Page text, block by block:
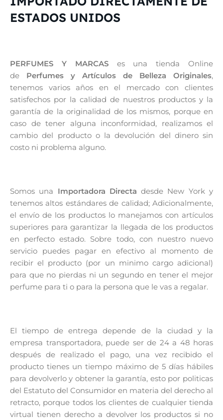
ESTADOS UNIDOS
PERFUMES Y MARCASes una tienda Online
de Perfumes y Artículos de Belleza Originales,
tenemos varios años en el mercado con clientes
satisfechos por la calidad de nuestros productos y la
garantía de la originalidad de los mismos, porque en
caso de tener alguna inconformidad, realizamos el
cambio del producto o la devolución del dinero sin
costo ni problema alguno.
Somos una Importadora Directa desde New York y
tenemos altos estándares de calidad; Adicionalmente,
el envío de los productos lo manejamos con artículos
superiores para garantizar la llegada de los productos
en perfecto estado. Sobre todo, con nuestro nuevo
servicio puedes pagar en efectivo al momento de
recibir el producto (por un minimo cargo adicional)
para que no pierdas ni un segundo en tener el mejor
perfume para ti o para la persona que le vas a regalar.
El tiempo de entrega depende de la ciudad y la
empresa transportadora, puede ser de 24 a 48 horas
después de realizado el pago, una vez recibido el
producto tienes un tiempo máximo de 5 días hábiles
para devolverlo y obtener la garantía, esto por politicas
del Estatuto del Consumidor en materia del derecho al
retracto, porque todos los clientes de cualquier tienda
virtual tienen derecho a devolver los productos si no